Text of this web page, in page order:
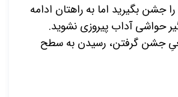
جشن بگیرید اما به راهتان ادامه
حواشی آداب پیروزی نشوید.
جشن گرفتن، رسیدن به سطح